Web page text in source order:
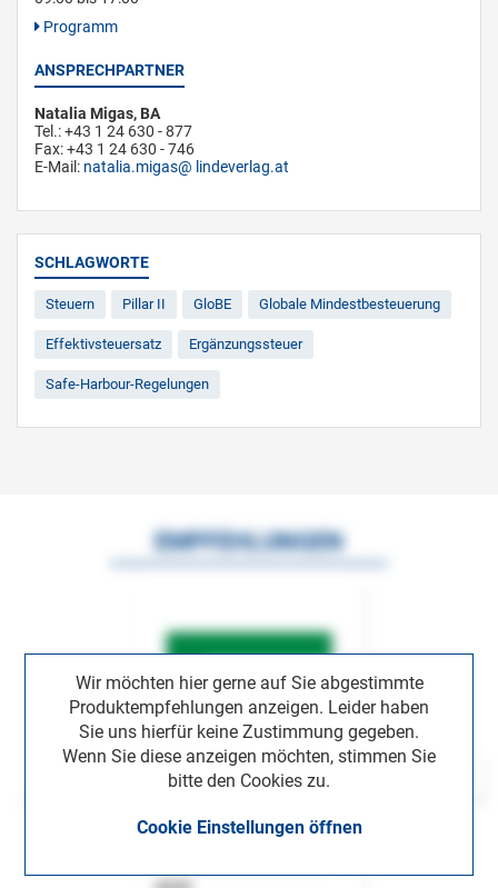
Programm
ANSPRECHPARTNER
Natalia Migas, BA
Tel.: +43 1 24 630 - 877
Fax: +43 1 24 630 - 746
E-Mail: natalia.migas lindeverlag.at
SCHLAGWORTE
Steuern Pillar II GloBE Globale Mindestbesteuerung
Effektivsteuersatz Ergänzungssteuer
Safe-Harbour-Regelungen
Wir möchten hier gerne auf Sie abgestimmte
Produktempfehlungen anzeigen. Leider haben
Sie uns hierfür keine Zustimmung gegeben.
Wenn Sie diese anzeigen möchten, stimmen Sie
bitte den Cookies zu.
Cookie Einstellungen öffnen
EMPFEHLUNGEN